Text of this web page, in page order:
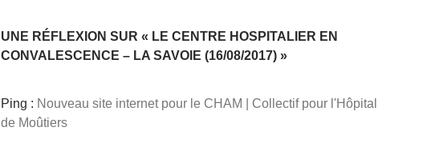
UNE RÉFLEXION SUR « LE CENTRE HOSPITALIER EN
CONVALESCENCE – LA SAVOIE (16/08/2017) »
Ping : Nouveau site internet pour le CHAM | Collectif pour l'Hôpital
de Moûtiers